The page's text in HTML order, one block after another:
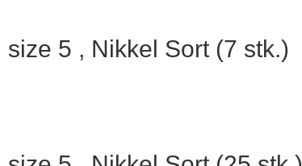
5 , Nikkel Sort (7 stk.)